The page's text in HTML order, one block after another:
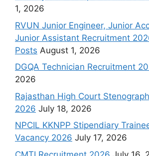
1, 2026
RVUN Junior Engineer, Junior
Junior Assistant Recruitment
Posts August 1, 2026
DGQA Technician Recruitment
2026
Rajasthan High Court
2026 July 18, 2026
NPCIL KKNPP Stipendiary
Vacancy 2026 July 17, 2026